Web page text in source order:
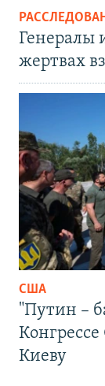
Генералы
жертвах
США
"Путин –
Киеву